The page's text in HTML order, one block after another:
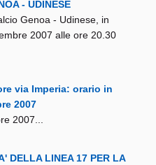
- UDINESE
Genoa - Udinese, in
2007 alle ore 20.30
via Imperia: orario in
2007
2007...
DELLA LINEA 17 PER LA